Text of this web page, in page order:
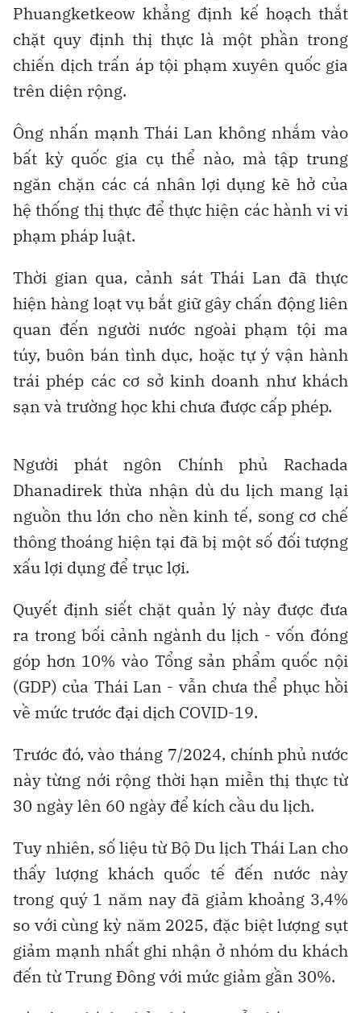
Phuangketkeow khẳng định kế hoạch thắt
chặt quy định thị thực là một phần trong
chiến dịch trấn áp tội phạm xuyên quốc gia
trên diện rộng.
Ông nhấn mạnh Thái Lan không nhắm vào
bất kỳ quốc gia cụ thể nào, mà tập trung
ngăn chặn các cá nhân lợi dụng kẽ hở của
hệ thống thị thực để thực hiện các hành vi vi
phạm pháp luật.
Thời gian qua, cảnh sát Thái Lan đã thực
hiện hàng loạt vụ bắt giữ gây chấn động liên
quan đến người nước ngoài phạm tội ma
túy, buôn bán tình dục, hoặc tự ý vận hành
trái phép các cơ sở kinh doanh như khách
sạn và trường học khi chưa được cấp phép.
Người phát ngôn Chính phủ Rachada
Dhanadirek thừa nhận dù du lịch mang lại
nguồn thu lớn cho nền kinh tế, song cơ chế
thông thoáng hiện tại đã bị một số đối tượng
xấu lợi dụng để trục lợi.
Quyết định siết chặt quản lý này được đưa
ra trong bối cảnh ngành du lịch - vốn đóng
góp hơn 10% vào Tổng sản phẩm quốc nội
(GDP) của Thái Lan - vẫn chưa thể phục hồi
về mức trước đại dịch COVID-19.
Trước đó, vào tháng 7/2024, chính phủ nước
này từng nới rộng thời hạn miễn thị thực từ
30 ngày lên 60 ngày để kích cầu du lịch.
Tuy nhiên, số liệu từ Bộ Du lịch Thái Lan cho
thấy lượng khách quốc tế đến nước này
trong quý 1 năm nay đã giảm khoảng 3,4%
so với cùng kỳ năm 2025, đặc biệt lượng sụt
giảm mạnh nhất ghi nhận ở nhóm du khách
đến từ Trung Đông với mức giảm gần 30%.